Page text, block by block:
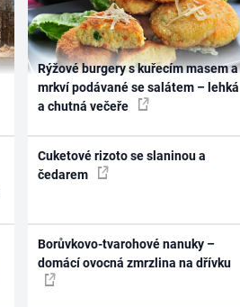
Rýžové burgery s kuřecím masem a
mrkví podávané se salátem – lehká
a chutná večeře
Cuketové rizoto se slaninou a
čedarem
Borůvkovo-tvarohové nanuky –
domácí ovocná zmrzlina na dřívku